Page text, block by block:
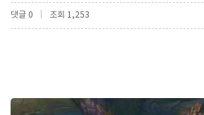
댓글 0 조회 1,253